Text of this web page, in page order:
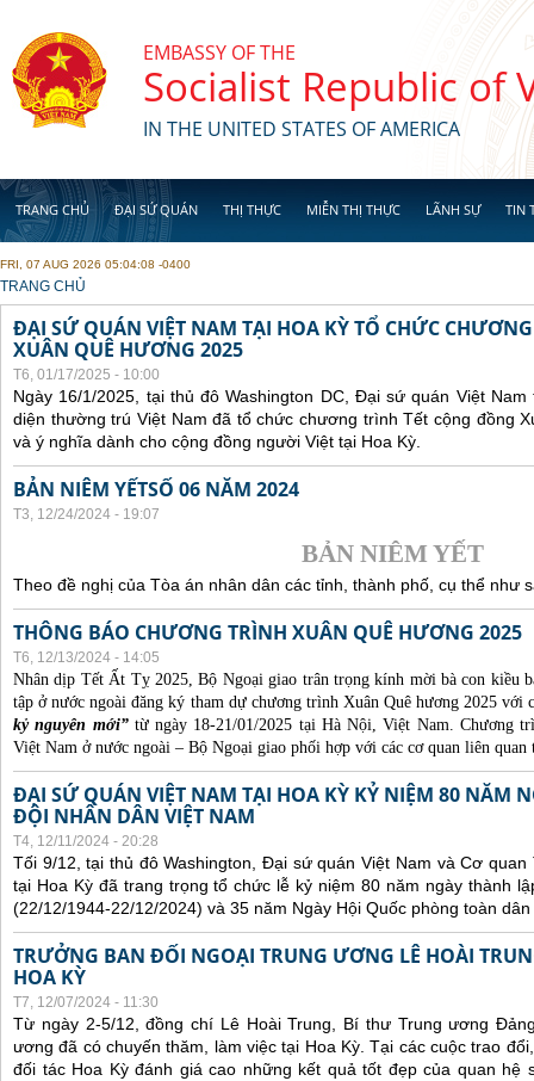
EMBASSY OF THE
Socialist Republic of
IN THE UNITED STATES OF AMERICA
TRANG CHỦ ĐẠI SỨ QUÁN THỊ THỰC MIỄN THỊ THỰC LÃNH SỰ TIN
FRI, 07 AUG 2026 05:04:08 -0400
YOU ARE HERE
TRANG CHỦ
ĐẠI SỨ QUÁN VIỆT NAM TẠI HOA KỲ TỔ CHỨC
XUÂN QUÊ HƯƠNG 2025
T6, 01/17/2025 - 10:00
Ngày 16/1/2025, tại thủ đô Washington DC, Đại sứ quán Việt
diện thường trú Việt Nam đã tổ chức chương trình Tết cộng đồng
và ý nghĩa dành cho cộng đồng người Việt tại Hoa Kỳ.
BẢN NIÊM YẾTSỐ 06 NĂM 2024
T3, 12/24/2024 - 19:07
BẢN NIÊM YẾT
Theo đề nghị của Tòa án nhân dân các tỉnh, thành phố, cụ thể như
THÔNG BÁO CHƯƠNG TRÌNH XUÂN QUÊ HƯƠNG 2025
T6, 12/13/2024 - 14:05
Nhân dịp Tết Ất Tỵ 2025, Bộ Ngoại giao trân trọng kính mời bà con kiều
tập ở nước ngoài đăng ký tham dự chương trình Xuân Quê hương 2025 với
kỷ nguyên mới”từ ngày 18-21/01/2025 tại Hà Nội, Việt Nam. Chương
Việt Nam ở nước ngoài – Bộ Ngoại giao phối hợp với các cơ quan liên quan
ĐẠI SỨ QUÁN VIỆT NAM TẠI HOA KỲ KỶ NIỆM 80 NĂM
ĐỘI NHÂN DÂN VIỆT NAM
T4, 12/11/2024 - 20:28
Tối 9/12, tại thủ đô Washington, Đại sứ quán Việt Nam và Cơ quan
tại Hoa Kỳ đã trang trọng tổ chức lễ kỷ niệm 80 năm ngày thành
(22/12/1944-22/12/2024) và 35 năm Ngày Hội Quốc phòng toàn
TRƯỞNG BAN ĐỐI NGOẠI TRUNG ƯƠNG LÊ HOÀI
HOA KỲ
T7, 12/07/2024 - 11:30
Từ ngày 2-5/12, đồng chí Lê Hoài Trung, Bí thư Trung ương
ương đã có chuyến thăm, làm việc tại Hoa Kỳ. Tại các cuộc trao
đối tác Hoa Kỳ đánh giá cao những kết quả tốt đẹp của quan hệ